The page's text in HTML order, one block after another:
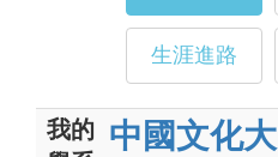
生涯進路
我的
中國文化大